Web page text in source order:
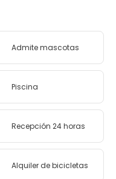
Admite mascotas
Piscina
Recepción 24 horas
Alquiler de bicicletas